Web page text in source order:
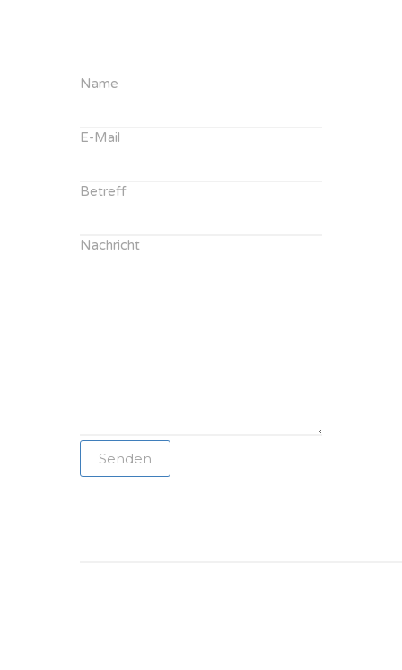
Name
E-Mail
Betreff
Nachricht